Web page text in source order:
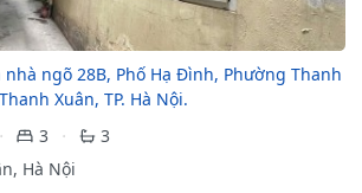
ngõ 28B, Phố Hạ Đình, Phường Thanh
Xuân, TP. Hà Nội.
3
3
Hà Nội